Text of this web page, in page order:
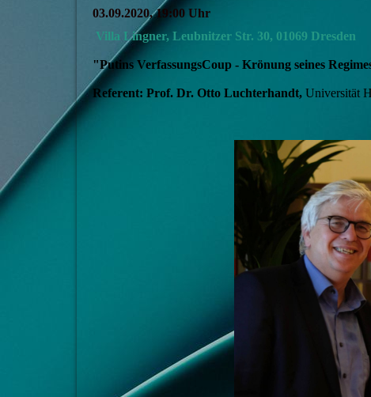
03.09.2020, 19:00 Uhr
Villa Lingner, Leubnitzer Str. 30, 01069 Dresden
"Putins VerfassungsCoup - Krönung seines
Referent: Prof. Dr. Otto Luchterhandt, Universität